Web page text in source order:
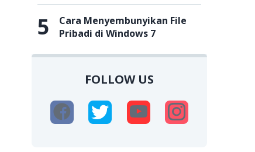
5
Cara Menyembunyikan File
Pribadi di Windows 7
FOLLOW US